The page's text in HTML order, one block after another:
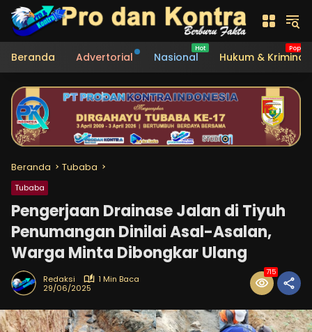
Langsung
konten
Beranda
Advertorial Nasional Hukum & Kriminal
Beranda Tubaba
Tubaba
Pengerjaan Drainase Jalan di Tiyuh
Penumangan Dinilai Asal-Asalan,
Warga Minta Dibongkar Ulang
Redaksi
1 Min Baca
29/06/2025
715